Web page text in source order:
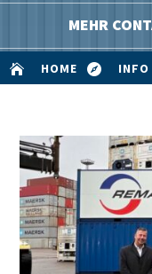
MEHR
 HOME  INFO